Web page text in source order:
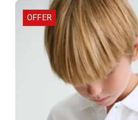
Αγόρι
91629-
Blue
ποσότητα
OFFER